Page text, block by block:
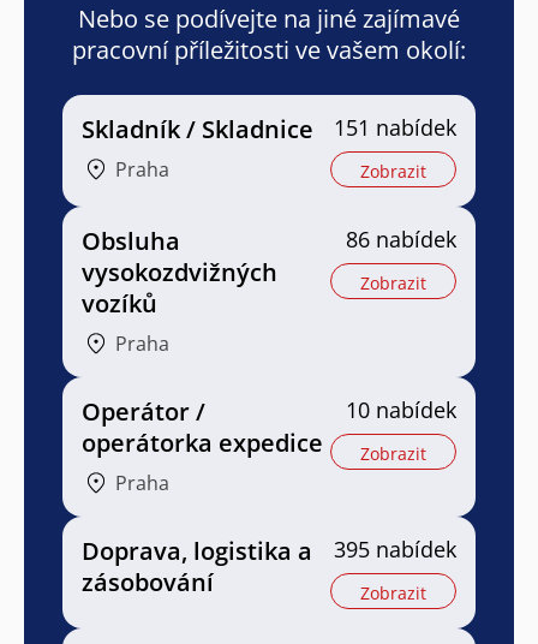
Nebo se podívejte na jiné zajímavé
pracovní příležitosti ve vašem okolí:
Skladník / Skladnice
Praha
151 nabídek
Zobrazit
Obsluha
vysokozdvižných
vozíků
Praha
86 nabídek
Zobrazit
Operátor /
operátorka expedice
Praha
10 nabídek
Zobrazit
Doprava, logistika a
zásobování
395 nabídek
Zobrazit